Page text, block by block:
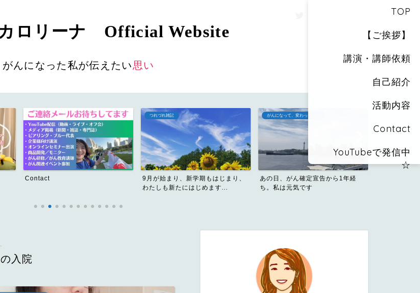
ロリーナ Official Website
がんになった私が伝えたい思い
TOP
【ご挨拶】
講演・講師依頼
自己紹介
活動内容
Contact
YouTubeで発信中
☆
つれづれ雑記
9月が始まり、新学期もはじまり、
がんになって、変わったこと
あの日、がん確定宣告から1年経
ち。私は元気です
おしりカメラのススメ
ビール好き・ワイン好きの酒飲みだ
った私が飲み会でウーロン...
入院